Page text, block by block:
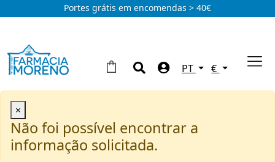
Portes grátis em encomendas > 40€
PT €
×
Não foi possível encontrar a
informação solicitada.